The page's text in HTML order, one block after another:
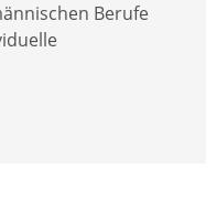
Berufe